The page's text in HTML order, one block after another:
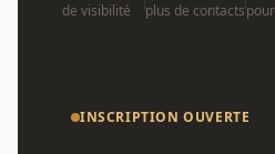
de visibilité plus de contacts
INSCRIPTION OUVERTE